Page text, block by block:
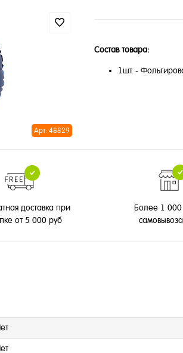
Арт: 48829
Состав товара:
1шт. -
доставка при
от 5 000 руб
Более 1 000